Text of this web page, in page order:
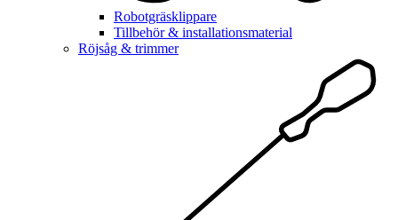
Robotgräsklippare
Tillbehör & installationsmaterial
Röjsåg & trimmer